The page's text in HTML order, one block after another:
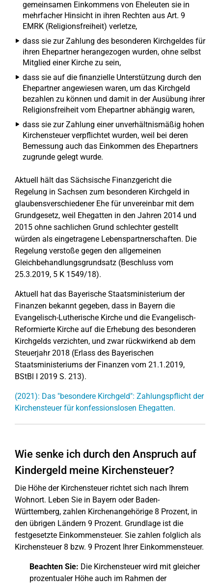
gemeinsamen Einkommens von Eheleuten sie in
mehrfacher Hinsicht in ihren Rechten aus Art. 9
EMRK (Religionsfreiheit) verletze,
dass sie zur Zahlung des besonderen Kirchgeldes für
ihren Ehepartner herangezogen wurden, ohne selbst
Mitglied einer Kirche zu sein,
dass sie auf die finanzielle Unterstützung durch den
Ehepartner angewiesen waren, um das Kirchgeld
bezahlen zu können und damit in der Ausübung ihrer
Religionsfreiheit vom Ehepartner abhängig waren,
dass sie zur Zahlung einer unverhältnismäßig hohen
Kirchensteuer verpflichtet wurden, weil bei deren
Bemessung auch das Einkommen des Ehepartners
zugrunde gelegt wurde.
Aktuell hält das Sächsische Finanzgericht die
Regelung in Sachsen zum besonderen Kirchgeld in
glaubensverschiedener Ehe für unvereinbar mit dem
Grundgesetz, weil Ehegatten in den Jahren 2014 und
2015 ohne sachlichen Grund schlechter gestellt
würden als eingetragene Lebenspartnerschaften. Die
Regelung verstoße gegen den allgemeinen
Gleichbehandlungsgrundsatz (Beschluss vom
25.3.2019, 5 K 1549/18).
Aktuell hat das Bayerische Staatsministerium der
Finanzen bekannt gegeben, dass in Bayern die
Evangelisch-Lutherische Kirche und die Evangelisch-
Reformierte Kirche auf die Erhebung des besonderen
Kirchgelds verzichten, und zwar rückwirkend ab dem
Steuerjahr 2018 (Erlass des Bayerischen
Staatsministeriums der Finanzen vom 21.1.2019,
BStBl I 2019 S. 213).
(2021): Das "besondere Kirchgeld": Zahlungspflicht der
Kirchensteuer für konfessionslosen Ehegatten.
Wie senke ich durch den Anspruch auf
Kindergeld meine Kirchensteuer?
Die Höhe der Kirchensteuer richtet sich nach Ihrem
Wohnort. Leben Sie in Bayern oder Baden-
Württemberg, zahlen Kirchenangehörige 8 Prozent, in
den übrigen Ländern 9 Prozent. Grundlage ist die
festgesetzte Einkommensteuer. Sie zahlen folglich als
Kirchensteuer 8 bzw. 9 Prozent Ihrer Einkommensteuer.
Beachten Sie: Die Kirchensteuer wird mit gleicher
prozentualer Höhe auch im Rahmen der